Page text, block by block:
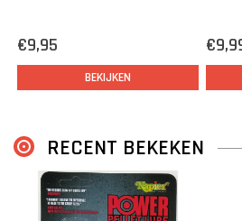
€9,95
BEKIJKEN
RECENT BEKEKEN